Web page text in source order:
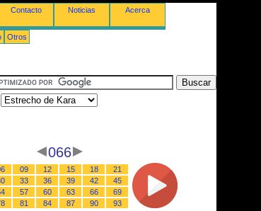
Contacto Noticias Acerca
Otros
066
09 12 15 18
21
33 36 39 42
45
57 60 63 66
69
81 84 87 90 93